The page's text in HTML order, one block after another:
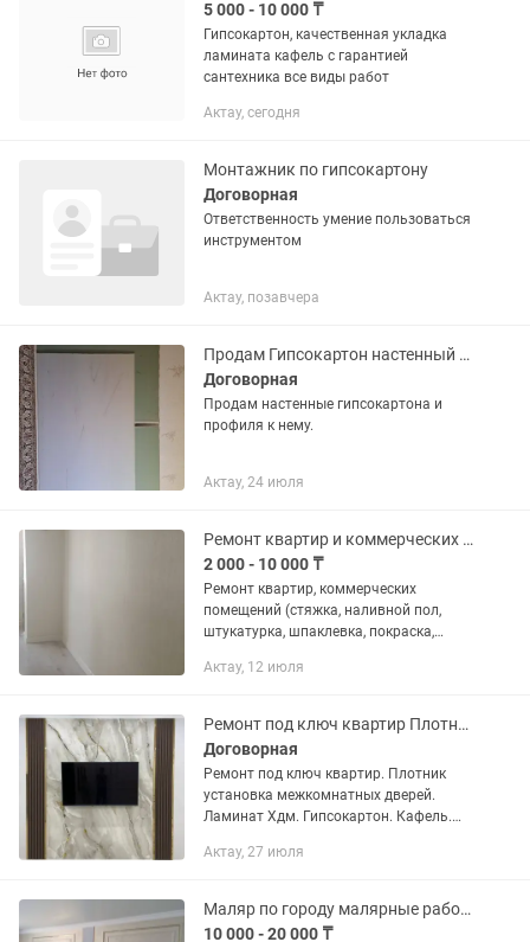
5 000 - 10 000 ₸
Гипсокартон, качественная укладка
ламината кафель с гарантией
сантехника все виды работ
Актау, сегодня
Монтажник по гипсокартону
Договорная
Ответственность умение пользоваться
инструментом
Актау, позавчера
Продам Гипсокартон настенный и профиля к нему
Договорная
Продам настенные гипсокартона и
профиля к нему.
Актау, 24 июля
Ремонт квартир и коммерческих помещений не дорого
2 000 - 10 000 ₸
Ремонт квартир, коммерческих
помещений (стяжка, наливной пол,
штукатурка, шпаклевка, покраска,
молдинги кафель и т.д)
Актау, 12 июля
Ремонт под ключ квартир Плотник
Договорная
Ремонт под ключ квартир. Плотник
установка межкомнатных дверей.
Ламинат Хдм. Гипсокартон. Кафель.
Мокрый шелк декоративные
Актау, 27 июля
Маляр по городу малярные работы
10 000 - 20 000 ₸